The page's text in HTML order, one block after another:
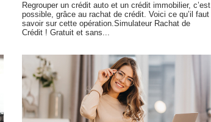
Regrouper un crédit auto et un crédit immobilier, c’est
possible, grâce au rachat de crédit. Voici ce qu’il faut
savoir sur cette opération.Simulateur Rachat de
Crédit ! Gratuit et sans...